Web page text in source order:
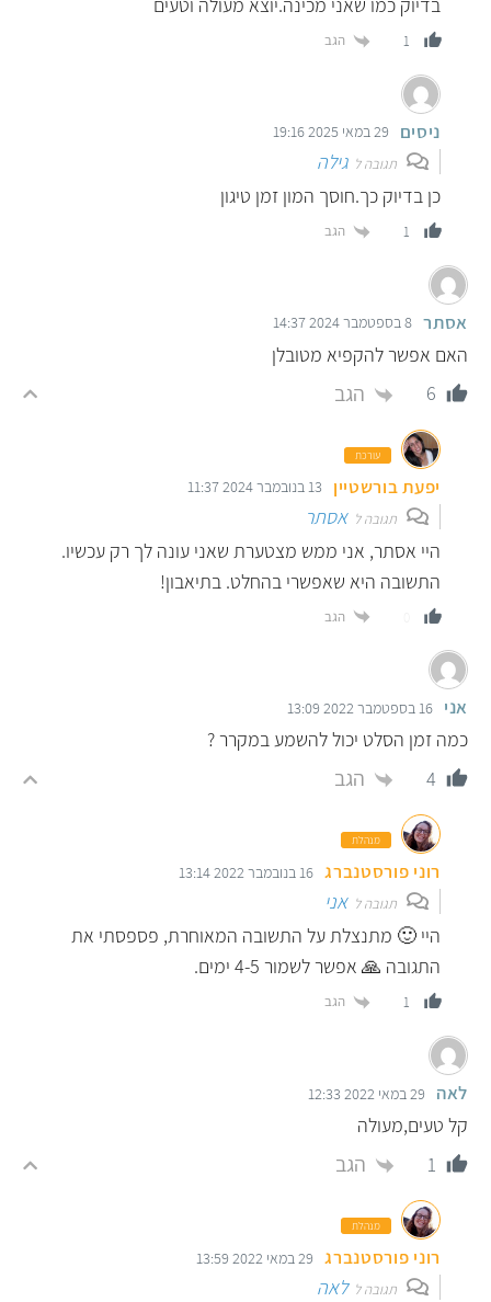
בדיוק כמו שאני מכינה.יוצא מעולה וטעים
1 הגב
ניסים 29 במאי 2025 19:16
תגובה לגילה
כן בדיוק כך.חוסך המון זמן טיגון
1 הגב
אסתר 8 בספטמבר 2024 14:37
האם אפשר להקפיא מטובלן
6
הגב
עורכת
יפעת בורשטיין 13 בנובמבר 2024 11:37
תגובה לאסתר
היי אסתר, אני ממש מצטערת שאני עונה לך רק עכשיו.
התשובה היא שאפשרי בהחלט. בתיאבון!
הגב
אני 16 בספטמבר 2022 13:09
כמה זמן הסלט יכול להשמע במקרר ?
4
הגב
מנהלת
רוני פורסטנברג 16 בנובמבר 2022 13:14
תגובה לאני
היי 🙂 מתנצלת על התשובה המאוחרת, פספסתי את
התגובה 🙏 אפשר לשמור 4-5 ימים.
1 הגב
לאה 29 במאי 2022 12:33
קל טעים,מעולה
1
הגב
מנהלת
רוני פורסטנברג 29 במאי 2022 13:59
תגובה ללאה